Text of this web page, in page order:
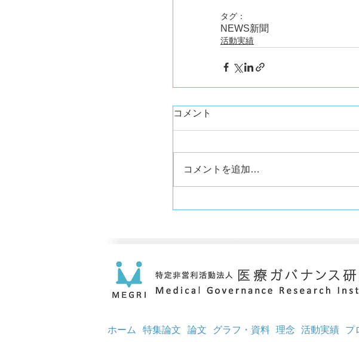
タグ：
NEWS新聞
活動実績
コメント
コメントを追加…
ホーム 特集論文 論文 グラフ・資料 理念 活動実績 プ